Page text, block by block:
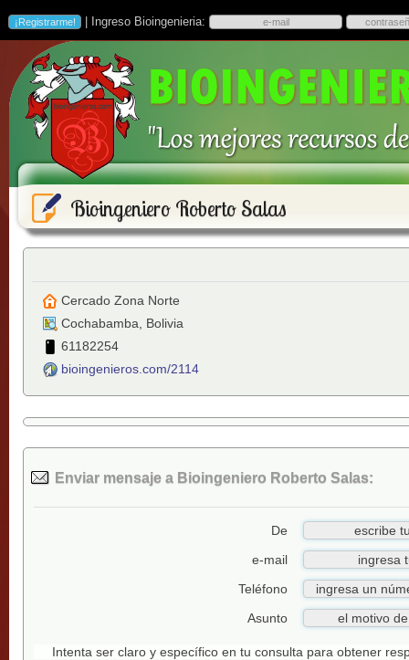
| Ingreso Bioingenieria:
Bioingeniero Roberto Salas
Cercado Zona Norte
Cochabamba
Bolivia
61182254
bioingenieros.com/2114
Enviar mensaje a Bioingeniero Roberto Salas:
De
e-mail
Teléfono
Asunto
Intenta ser claro y específico en tu consulta para obtener